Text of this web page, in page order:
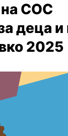
на СОС
деца
2025